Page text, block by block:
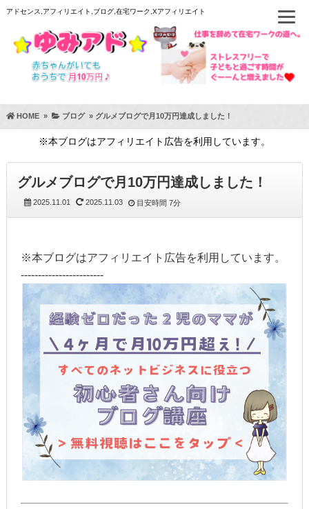
アドセンス,アフィリエイト,ブログ,在宅ワーク,Xアフィリエイト
HOME» ブログ» グルメブログで月10万円達成しました！
※本ブログはアフィリエイト広告を利用しています。
グルメブログで月10万円達成しました！
2025.11.01 2025.11.03 目安時間 7分
※本ブログはアフィリエイト広告を利用しています。
------------------------